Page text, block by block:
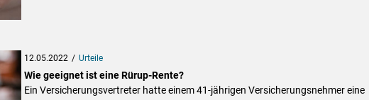
12.05.2022 Urteile
Wie geeignet ist eine Rürup-Rente?
Ein Versicherungsvertreter hatte einem 41-jährigen Versicherungsnehmer eine